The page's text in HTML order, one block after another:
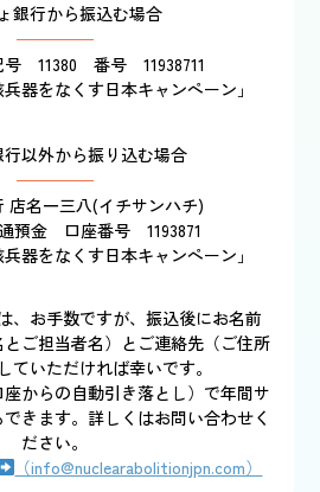
銀行から振込む場合
11380 番号 11938711
器をなくす日本キャンペーン」
以外から振り込む場合
店名一三八(イチサンハチ)
預金 口座番号 1193871
器をなくす日本キャンペーン」
、お手数ですが、振込後にお名前
とご担当者名）とご連絡先（ご住所
ていただければ幸いです。
からの自動引き落とし）で年間サ
きます。詳しくはお問い合わせく
ださい。
（info@nuclearabolitionjpn.com）